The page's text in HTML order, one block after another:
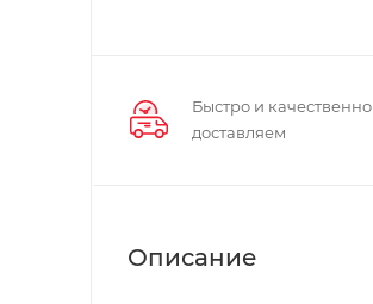
Быстро и качественно
доставляем
Описание